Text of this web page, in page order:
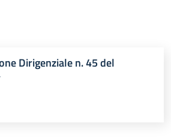
Dirigenziale n. 45 del